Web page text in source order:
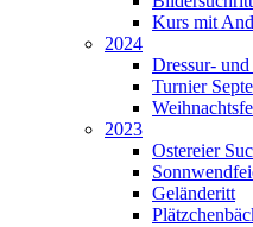
Kurs mit
2024
Dressur-
Turnier
2023
Ostereier
Geländeritt